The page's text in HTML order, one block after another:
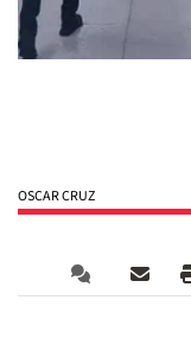
OSCAR CRUZ